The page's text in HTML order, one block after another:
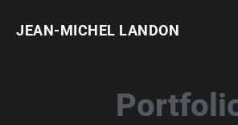
JEAN-MICHEL LANDON